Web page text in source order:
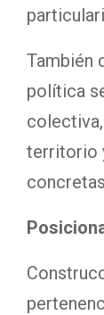
También
política
territorio